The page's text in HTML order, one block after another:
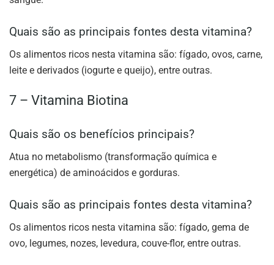
Quais são as principais fontes desta vitamina?
Os alimentos ricos nesta vitamina são: fígado, ovos, carne,
leite e derivados (iogurte e queijo), entre outras.
7 – Vitamina Biotina
Quais são os benefícios principais?
Atua no metabolismo (transformação química e
energética) de aminoácidos e gorduras.
Quais são as principais fontes desta vitamina?
Os alimentos ricos nesta vitamina são: fígado, gema de
ovo, legumes, nozes, levedura, couve-flor, entre outras.